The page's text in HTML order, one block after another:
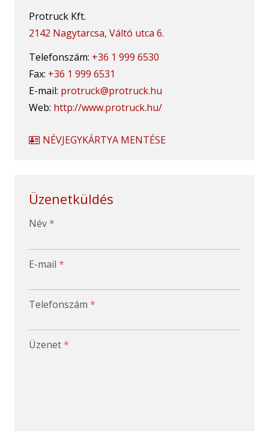
Protruck Kft.
2142 Nagytarcsa, Váltó utca 6.
Telefonszám: +36 1 999 6530
Fax: +36 1 999 6531
E-mail: protruck@protruck.hu
Web: http://www.protruck.hu/
NÉVJEGYKÁRTYA MENTÉSE
Üzenetküldés
-
Név*
E-mail *
Telefonszám *
Üzenet*